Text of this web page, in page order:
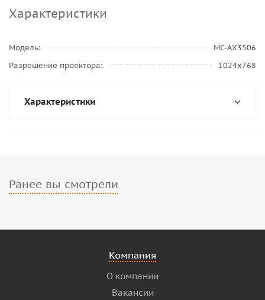
Характеристики
Модель
MC-AX3506
Разрешение проектора
1024x768
Характеристики
Ранее вы смотрели
Компания
О компании
Вакансии